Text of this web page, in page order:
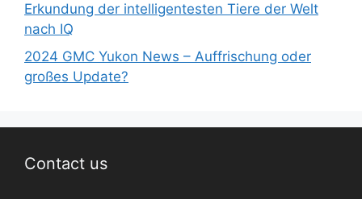
Erkundung der intelligentesten Tiere der Welt
nach IQ
2024 GMC Yukon News – Auffrischung oder
großes Update?
Contact us